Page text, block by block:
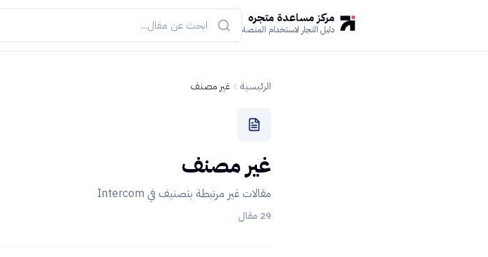
مركز مساعدة متجره
دليل التجار لاستخدام المنصة
الرئيسية غير مصنف
غير مصنف
مقالات غير مرتبطة بتصنيف في Intercom
29 مقال